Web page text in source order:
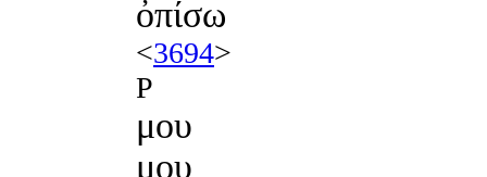
ὀπίσω
<3694>
P
μου
μου